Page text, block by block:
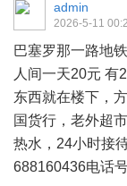
admin
2026-5-11
巴塞罗那一路地
人间一天20元 有
东西就在楼下，
国货行，老外超
热水，24小时接
688160436电话